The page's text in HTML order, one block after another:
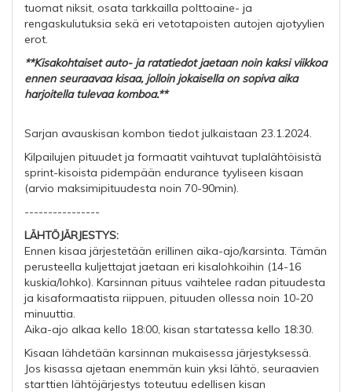
tuomat niksit, osata tarkkailla polttoaine- ja
rengaskulutuksia sekä eri vetotapoisten autojen ajotyylien
erot.
**Kisakohtaiset auto- ja ratatiedot jaetaan noin kaksi viikkoa
ennen seuraavaa kisaa, jolloin jokaisella on sopiva aika
harjoitella tulevaa komboa.**
Sarjan avauskisan kombon tiedot julkaistaan 23.1.2024.
Kilpailujen pituudet ja formaatit vaihtuvat tuplalähtöisistä
sprint-kisoista pidempään endurance tyyliseen kisaan
(arvio maksimipituudesta noin 70-90min).
----------------
LÄHTÖJÄRJESTYS:
Ennen kisaa järjestetään erillinen aika-ajo/karsinta. Tämän
perusteella kuljettajat jaetaan eri kisalohkoihin (14-16
kuskia/lohko). Karsinnan pituus vaihtelee radan pituudesta
ja kisaformaatista riippuen, pituuden ollessa noin 10-20
minuuttia.
Aika-ajo alkaa kello 18:00, kisan startatessa kello 18:30.
Kisaan lähdetään karsinnan mukaisessa järjestyksessä.
Jos kisassa ajetaan enemmän kuin yksi lähtö, seuraavien
starttien lähtöjärjestys toteutuu edellisen kisan